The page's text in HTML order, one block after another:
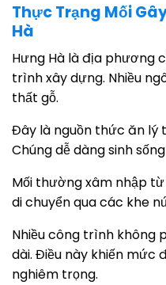
Thực Trạng Mối
Hà
Hưng Hà là địa phương
trình xây dựng. Nhiều
thất gỗ.
Đây là nguồn thức ăn lý
Chúng dễ dàng sinh
Mối thường xâm nhập
di chuyển qua các khe
Nhiều công trình không
dài. Điều này khiến mức
nghiêm trọng.